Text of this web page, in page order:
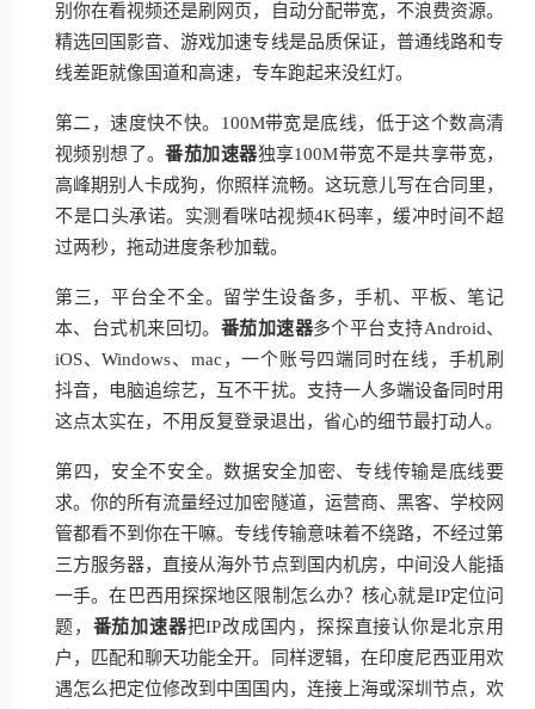
别你在看视频还是刷网页，自动分配带宽，不浪费资源。
精选回国影音、游戏加速专线是品质保证，普通线路和专
线差距就像国道和高速，专车跑起来没红灯。
第二，速度快不快。100M带宽是底线，低于这个数高清
视频别想了。番茄加速器独享100M带宽不是共享带宽，
高峰期别人卡成狗，你照样流畅。这玩意儿写在合同里，
不是口头承诺。实测看咪咕视频4K码率，缓冲时间不超
过两秒，拖动进度条秒加载。
第三，平台全不全。留学生设备多，手机、平板、笔记
本、台式机来回切。 番茄加速器多个平台支持Android、
iOS、Windows、mac，一个账号四端同时在线，手机刷
抖音，电脑追综艺，互不干扰。支持一人多端设备同时用
这点太实在，不用反复登录退出，省心的细节最打动人。
第四，安全不安全。数据安全加密、专线传输是底线要
求。你的所有流量经过加密隧道，运营商、黑客、学校网
管都看不到你在干嘛。专线传输意味着不绕路，不经过第
三方服务器，直接从海外节点到国内机房，中间没人能插
一手。在巴西用探探地区限制怎么办？核心就是IP定位问
题， 番茄加速器把IP改成国内，探探直接认你是北京用
户，匹配和聊天功能全开。同样逻辑，在印度尼西亚用欢
遇怎么把定位修改到中国国内，连接上海或深圳节点，欢